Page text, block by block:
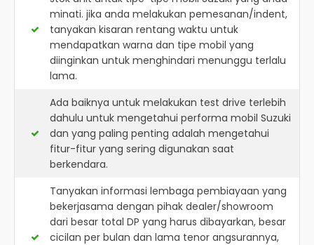
minati. jika anda melakukan pemesanan/indent,
tanyakan kisaran rentang waktu untuk
mendapatkan warna dan tipe mobil yang
diinginkan untuk menghindari menunggu terlalu
lama.
Ada baiknya untuk melakukan test drive terlebih
dahulu untuk mengetahui performa mobil Suzuki
dan yang paling penting adalah mengetahui
fitur-fitur yang sering digunakan saat
berkendara.
Tanyakan informasi lembaga pembiayaan yang
bekerjasama dengan pihak dealer/showroom
dari besar total DP yang harus dibayarkan, besar
cicilan per bulan dan lama tenor angsurannya,